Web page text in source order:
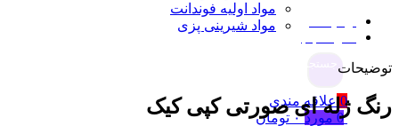
مواد اولیه فوندانت
مواد شیرینی پزی
0 علاقه مندی
0 مورد ۰ تومان
توضیحات
رنگ ژله ای صورتی کپی کیک